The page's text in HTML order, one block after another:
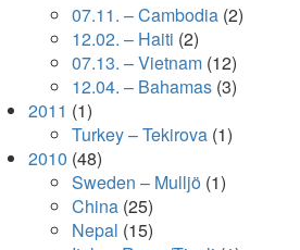
07.11. – Cambodia (2)
12.02. – Haiti (2)
07.13. – Vietnam (12)
12.04. – Bahamas (3)
2011 (1)
Turkey – Tekirova (1)
2010 (48)
Sweden – Mulljö (1)
China (25)
Nepal (15)